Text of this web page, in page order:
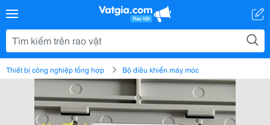
Thiết bị công nghiệp tổng hợp Bộ điều khiển máy móc